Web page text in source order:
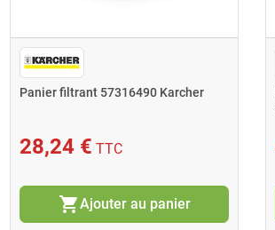
Panier filtrant 57316490 Karcher
28,24 € TTC
shopping_cartAjouter au panier